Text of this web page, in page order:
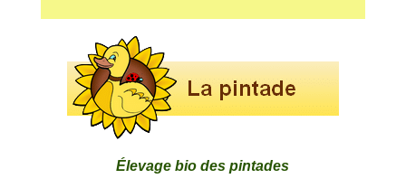
Élevage bio des pintades